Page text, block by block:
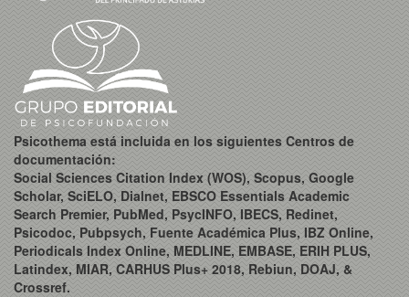
Psicothema está incluida en los siguientes Centros de
documentación:
Social Sciences Citation Index (WOS), Scopus, Google
Scholar, SciELO, Dialnet, EBSCO Essentials Academic
Search Premier, PubMed, PsycINFO, IBECS, Redinet,
Psicodoc, Pubpsych, Fuente Académica Plus, IBZ Online,
Periodicals Index Online, MEDLINE, EMBASE, ERIH PLUS,
Latindex, MIAR, CARHUS Plus+ 2018, Rebiun, DOAJ, &
Crossref.